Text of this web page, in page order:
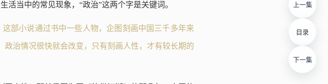
上一集
目录
下一集
活当中的常见现象，“政治”这两个字是关键词。
部小说通过书中一些人物，企图刻画中国三千多年来
治情况很快就会改变，只有刻画人性，才有较长期的